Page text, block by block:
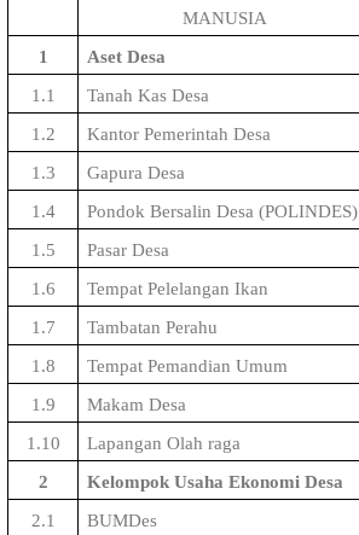
MANUSIA
1
Aset Desa
1.1
Tanah Kas Desa
1.2
Kantor Pemerintah Desa
1.3
Gapura Desa
1.4
Pondok Bersalin Desa (POLINDES)
1.5
Pasar Desa
1.6
Tempat Pelelangan Ikan
1.7
Tambatan Perahu
1.8
Tempat Pemandian Umum
1.9
Makam Desa
1.10
Lapangan Olah raga
2
Kelompok Usaha Ekonomi Desa
2.1
BUMDes